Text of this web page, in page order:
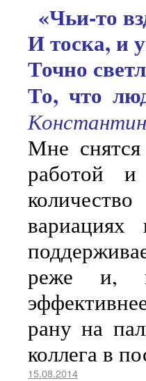
«Чьи-то
И тоска, и
Точно
То, что
Мне
работой
реже и,
рану на
коллега в
15.08.2014